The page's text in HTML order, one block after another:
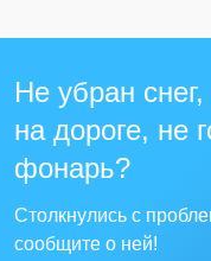
Не убран
на дороге, не
фонарь?
Столкнулись с
сообщите о ней!